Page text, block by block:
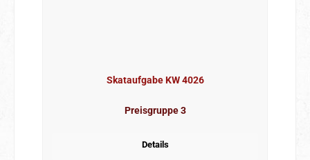
Skataufgabe KW 4026
Preisgruppe 3
Details